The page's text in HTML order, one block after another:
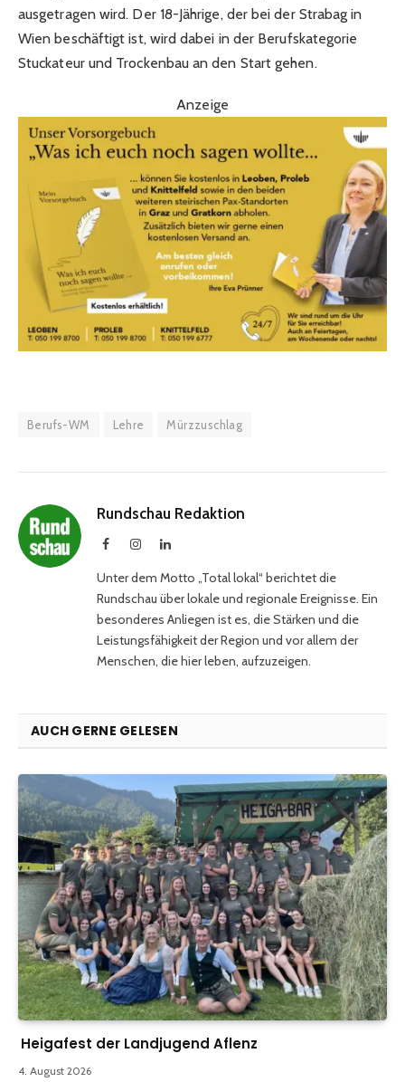
ausgetragen wird. Der 18-Jährige, der bei der Strabag in
Wien beschäftigt ist, wird dabei in der Berufskategorie
Stuckateur und Trockenbau an den Start gehen.
Anzeige
Berufs-WM Lehre Mürzzuschlag
Rundschau Redaktion
FacebookInstagramLinkedIn
Unter dem Motto „Total lokal“ berichtet die
Rundschau über lokale und regionale Ereignisse. Ein
besonderes Anliegen ist es, die Stärken und die
Leistungsfähigkeit der Region und vor allem der
Menschen, die hier leben, aufzuzeigen.
AUCH GERNE GELESEN
Heigafest der Landjugend Aflenz
4. August 2026